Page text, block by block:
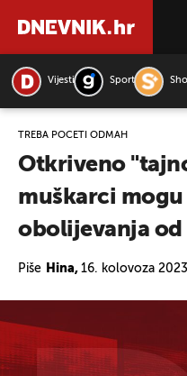
Vijesti Sport
TREBA POČETI ODMAH
Otkriveno
muškarci
obolijevanja
Piše Hina, 16. kolovoza
PRETRAŽITE VIJESTI